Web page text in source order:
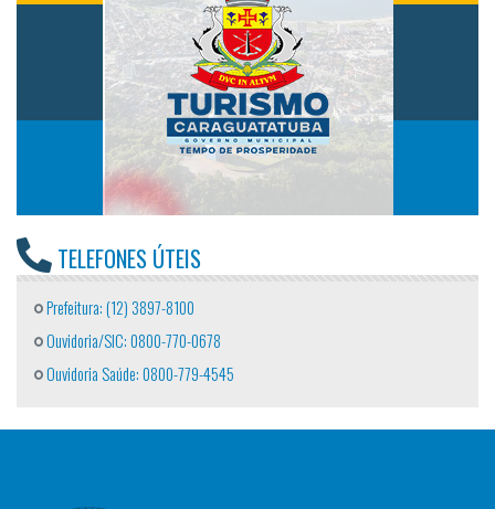
TELEFONES ÚTEIS
Prefeitura: (12) 3897-8100
Ouvidoria/SIC: 0800-770-0678
Ouvidoria Saúde: 0800-779-4545